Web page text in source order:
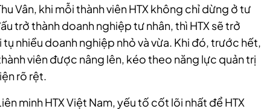
Vân, khi mỗi thành viên HTX không chỉ dừng ở tư
trở thành doanh nghiệp tư nhân, thì HTX sẽ trở
tụ nhiều doanh nghiệp nhỏ và vừa. Khi đó, trước hết,
viên được nâng lên, kéo theo năng lực quản trị
rõ rệt.
minh HTX Việt Nam, yếu tố cốt lõi nhất để HTX